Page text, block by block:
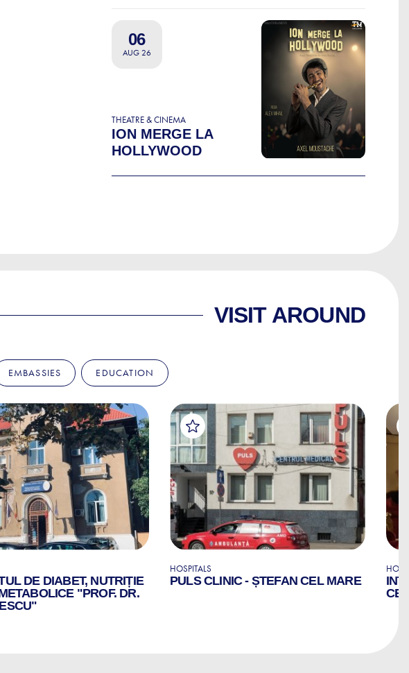
06
AUG 26
THEATRE & CINEMA
ION MERGE LA
HOLLYWOOD
VISIT AROUND
EMBASSIES EDUCATION
DE DIABET, NUTRIȚIE
"PROF. DR.
HOSPITALS
PULS CLINIC - ȘTEFAN CEL MARE